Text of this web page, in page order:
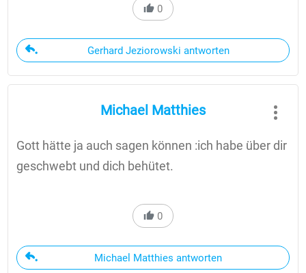
0
Gerhard Jeziorowski antworten
Michael Matthies
Gott hätte ja auch sagen können :ich habe über dir
geschwebt und dich behütet.
0
Michael Matthies antworten